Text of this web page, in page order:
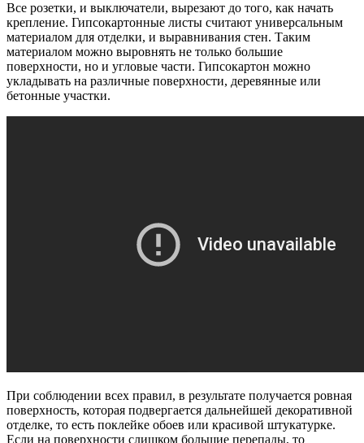
Все розетки, и выключатели, вырезают до того, как начать
крепление. Гипсокартонные листы считают универсальным
материалом для отделки, и выравнивания стен. Таким
материалом можно выровнять не только большие
поверхности, но и угловые части. Гипсокартон можно
укладывать на различные поверхности, деревянные или
бетонные участки.
При соблюдении всех правил, в результате получается ровная
поверхность, которая подвергается дальнейшей декоративной
отделке, то есть поклейке обоев или красивой штукатурке.
Если на поверхности слишком большие перепады, то